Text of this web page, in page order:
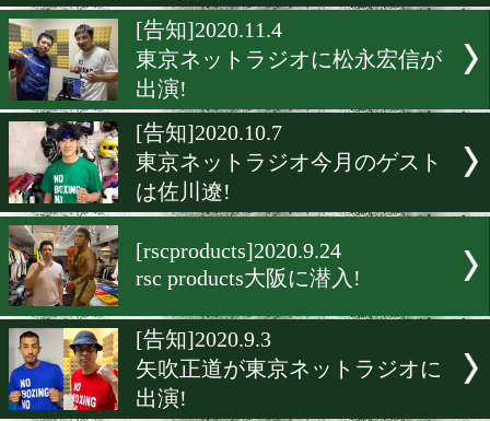
[告知]2021.3.3
東京ネットラジオに古橋岳
出演!
[ゲスト]2021.1.24
RSCオンラインサイン会に
恒成登場!
[告知]2020.11.4
東京ネットラジオに松永宏
出演!
[告知]2020.10.7